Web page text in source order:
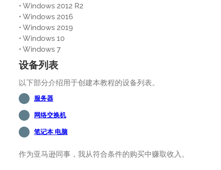
• Windows 2012 R2
• Windows 2016
• Windows 2019
• Windows 10
• Windows 7
设备列表
以下部分介绍用于创建本教程的设备列表。
服务器
网络交换机
笔记本 电脑
作为亚马逊同事，我从符合条件的购买中赚取收入。